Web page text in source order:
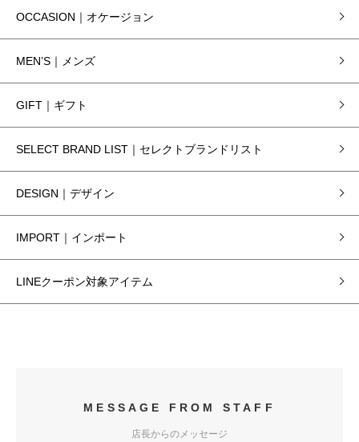
OCCASION｜オケージョン
MEN’S｜メンズ
GIFT｜ギフト
SELECT BRAND LIST｜セレクトブランドリスト
DESIGN｜デザイン
IMPORT｜インポート
LINEクーポン対象アイテム
MESSAGE FROM STAFF
店長からのメッセージ